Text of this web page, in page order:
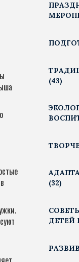
(43)
(32)
ДЕТЕЙ